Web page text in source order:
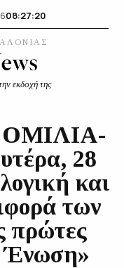
08:27:20
εκδοχή της
28
και
των
πρώτες
Ένωση»